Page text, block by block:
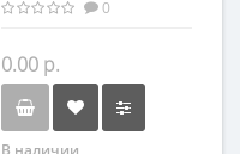
0
0.00 р.